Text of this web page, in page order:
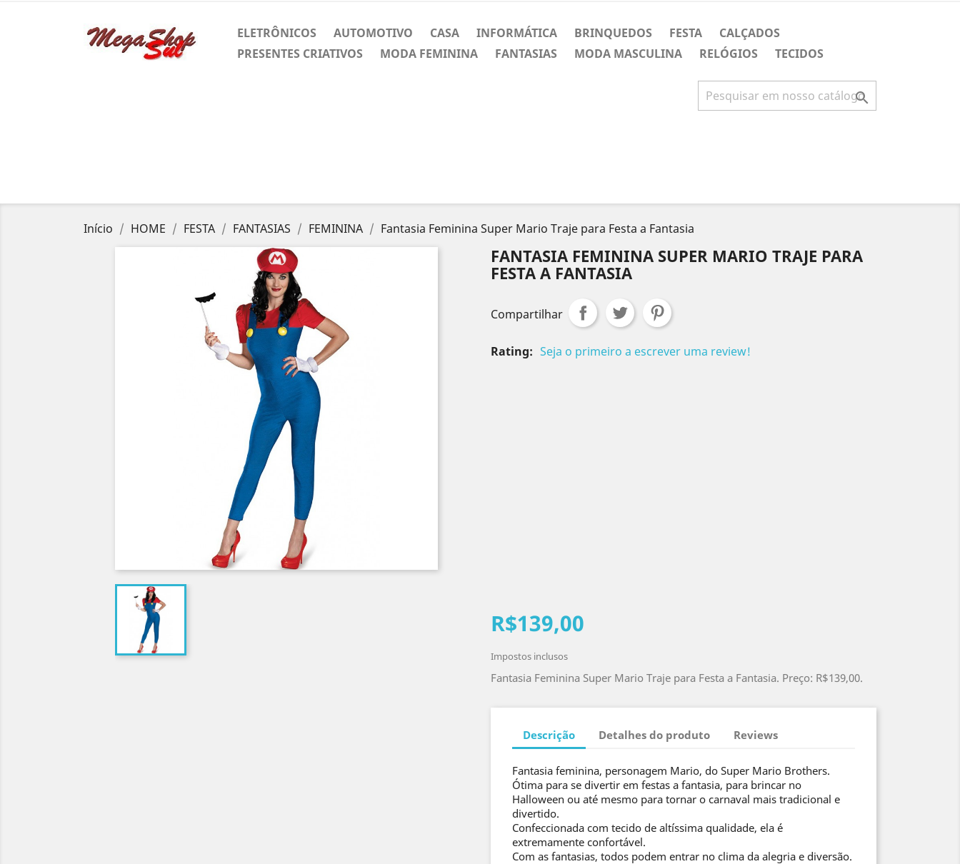
ELETRÔNICOS AUTOMOTIVO CASA INFORMÁTICA BRINQUEDOS FESTA
CALÇADOS
PRESENTES CRIATIVOS
MODA FEMININA FANTASIAS MODA MASCULINA RELÓGIOS TECIDOS

Início HOME FESTA FANTASIAS FEMININA Fantasia Feminina Super Mario Traje para Festa a Fantasia
FANTASIA FEMININA SUPER MARIO TRAJE PARA
FESTA A FANTASIA
Compartilhar
Rating: Seja o primeiro a escrever uma review!
R$139,00
Impostos inclusos
Fantasia Feminina Super Mario Traje para Festa a Fantasia. Preço: R$139,00.
Descrição Detalhes do produto Reviews
Fantasia feminina, personagem Mario, do Super Mario Brothers.
Ótima para se divertir em festas a fantasia, para brincar no
Halloween ou até mesmo para tornar o carnaval mais tradicional e
divertido.
Confeccionada com tecido de altíssima qualidade, ela é
extremamente confortável.
Com as fantasias, todos podem entrar no clima da alegria e diversão.